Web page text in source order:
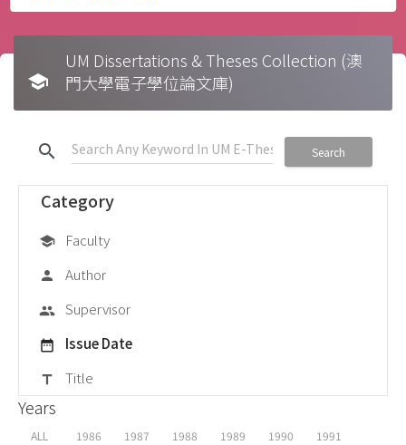
school
UM Dissertations & Theses Collection (澳
門大學電子學位論文庫)
search Search
Category
school Faculty
person Author
group Supervisor
date_range Issue Date
title Title
Years
ALL 1986 1987 1988 1989 1990 1991